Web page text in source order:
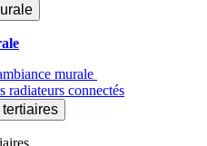
murale
radiateurs connectés